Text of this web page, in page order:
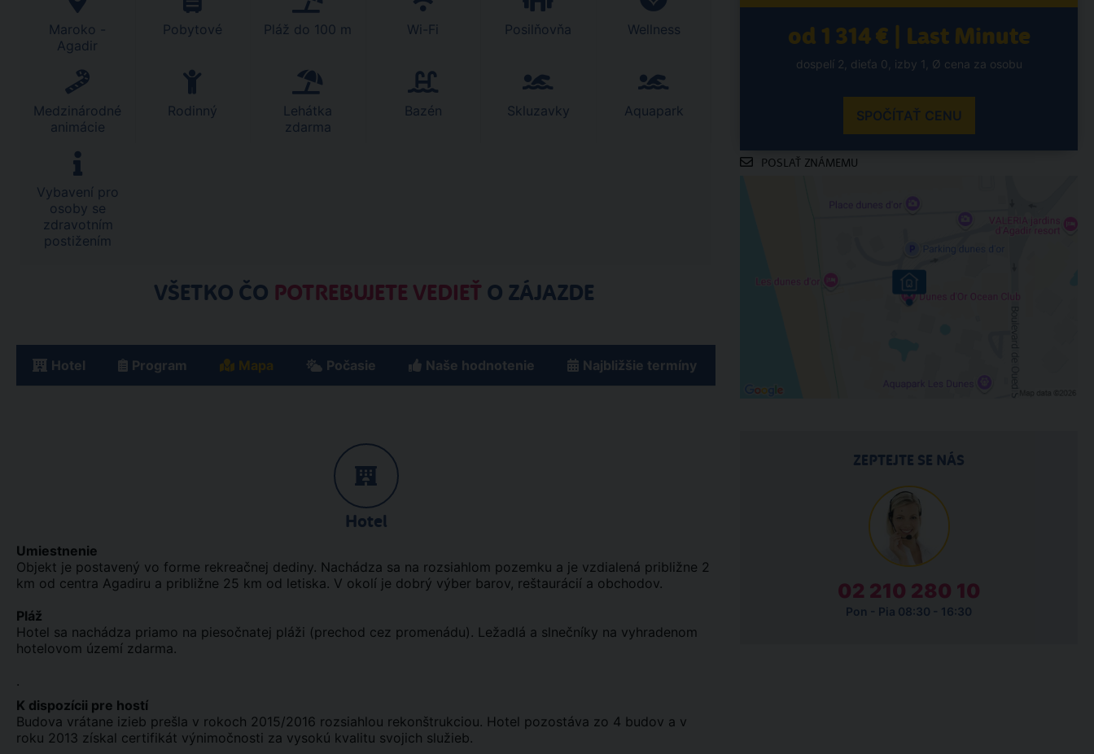
Maroko -
Agadir
Pobytové Pláž do 100 m Wi-Fi Posilňovňa Wellness
Medzinárodné
animácie
Rodinný
Lehátka
zdarma
Bazén Skluzavky Aquapark
Vybavení pro
osoby se
zdravotním
postižením
VŠETKO ČO POTREBUJETE VEDIEŤ O ZÁJAZDE
Hotel Program Mapa Počasie Naše hodnotenie Najbližšie termíny
Hotel
Umiestnenie
Objekt je postavený vo forme rekreačnej dediny. Nachádza sa na rozsiahlom pozemku a je vzdialená približne 2
km od centra Agadiru a približne 25 km od letiska. V okolí je dobrý výber barov, reštaurácií a obchodov.
Pláž
Hotel sa nachádza priamo na piesočnatej pláži (prechod cez promenádu). Ležadlá a slnečníky na vyhradenom
hotelovom území zdarma.
.
K dispozícii pre hostí
Budova vrátane izieb prešla v rokoch 2015/2016 rozsiahlou rekonštrukciou. Hotel pozostáva zo 4 budov a v
roku 2013 získal certifikát výnimočnosti za vysokú kvalitu svojich služieb.
od 1 314 € | Last Minute
dospelí 2, dieťa 0, izby 1, Ø cena za osobu
SPOČÍTAŤ CENU
POSLAŤ ZNÁMEMU
ZEPTEJTE SE NÁS
02 210 280 10
Pon - Pia 08:30 - 16:30